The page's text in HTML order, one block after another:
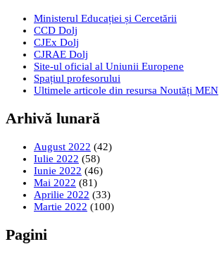
Ministerul Educației și Cercetării
CCD Dolj
CJEx Dolj
CJRAE Dolj
Site-ul oficial al Uniunii Europene
Spațiul profesorului
Ultimele articole din resursa Noutăți MEN
Arhivă lunară
August 2022 (42)
Iulie 2022 (58)
Iunie 2022 (46)
Mai 2022 (81)
Aprilie 2022 (33)
Martie 2022 (100)
Pagini